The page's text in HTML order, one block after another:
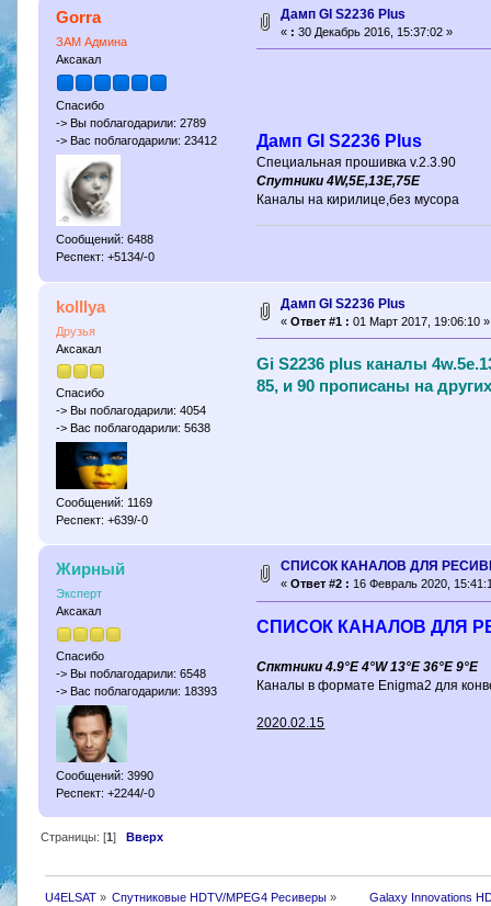
Gorra
ЗАМ Админа
Аксакал
Спасибо
-> Вы поблагодарили: 2789
-> Вас поблагодарили: 23412
Сообщений: 6488
Респект: +5134/-0
Дамп GI S2236 Plus
« : 30 Декабрь 2016, 15:37:02 »
Дамп GI S2236 Plus
Специальная прошивка v.2.3.90
Спутники 4W,5E,13E,75E
Каналы на кирилице,без мусора
kolllya
Друзья
Аксакал
Спасибо
-> Вы поблагодарили: 4054
-> Вас поблагодарили: 5638
Сообщений: 1169
Респект: +639/-0
Дамп GI S2236 Plus
« Ответ #1 : 01 Март 2017, 19:06:10 »
Gi S2236 plus каналы
85, и 90 прописаны на
Жирный
Эксперт
Аксакал
Спасибо
-> Вы поблагодарили: 6548
-> Вас поблагодарили: 18393
Сообщений: 3990
Респект: +2244/-0
CПИСОК КАНАЛОВ ДЛЯ
« Ответ #2 : 16 Февраль 2020,
CПИСОК КАНАЛОВ ДЛЯ
Спктники 4.9°E 4°W 13°E 36°E 9°E
Каналы в формате Enigma2 для
2020.02.15
Страницы: [1] Вверх
U4ELSAT» Спутниковые HDTV/MPEG4 Ресиверы » Galaxy Innovations